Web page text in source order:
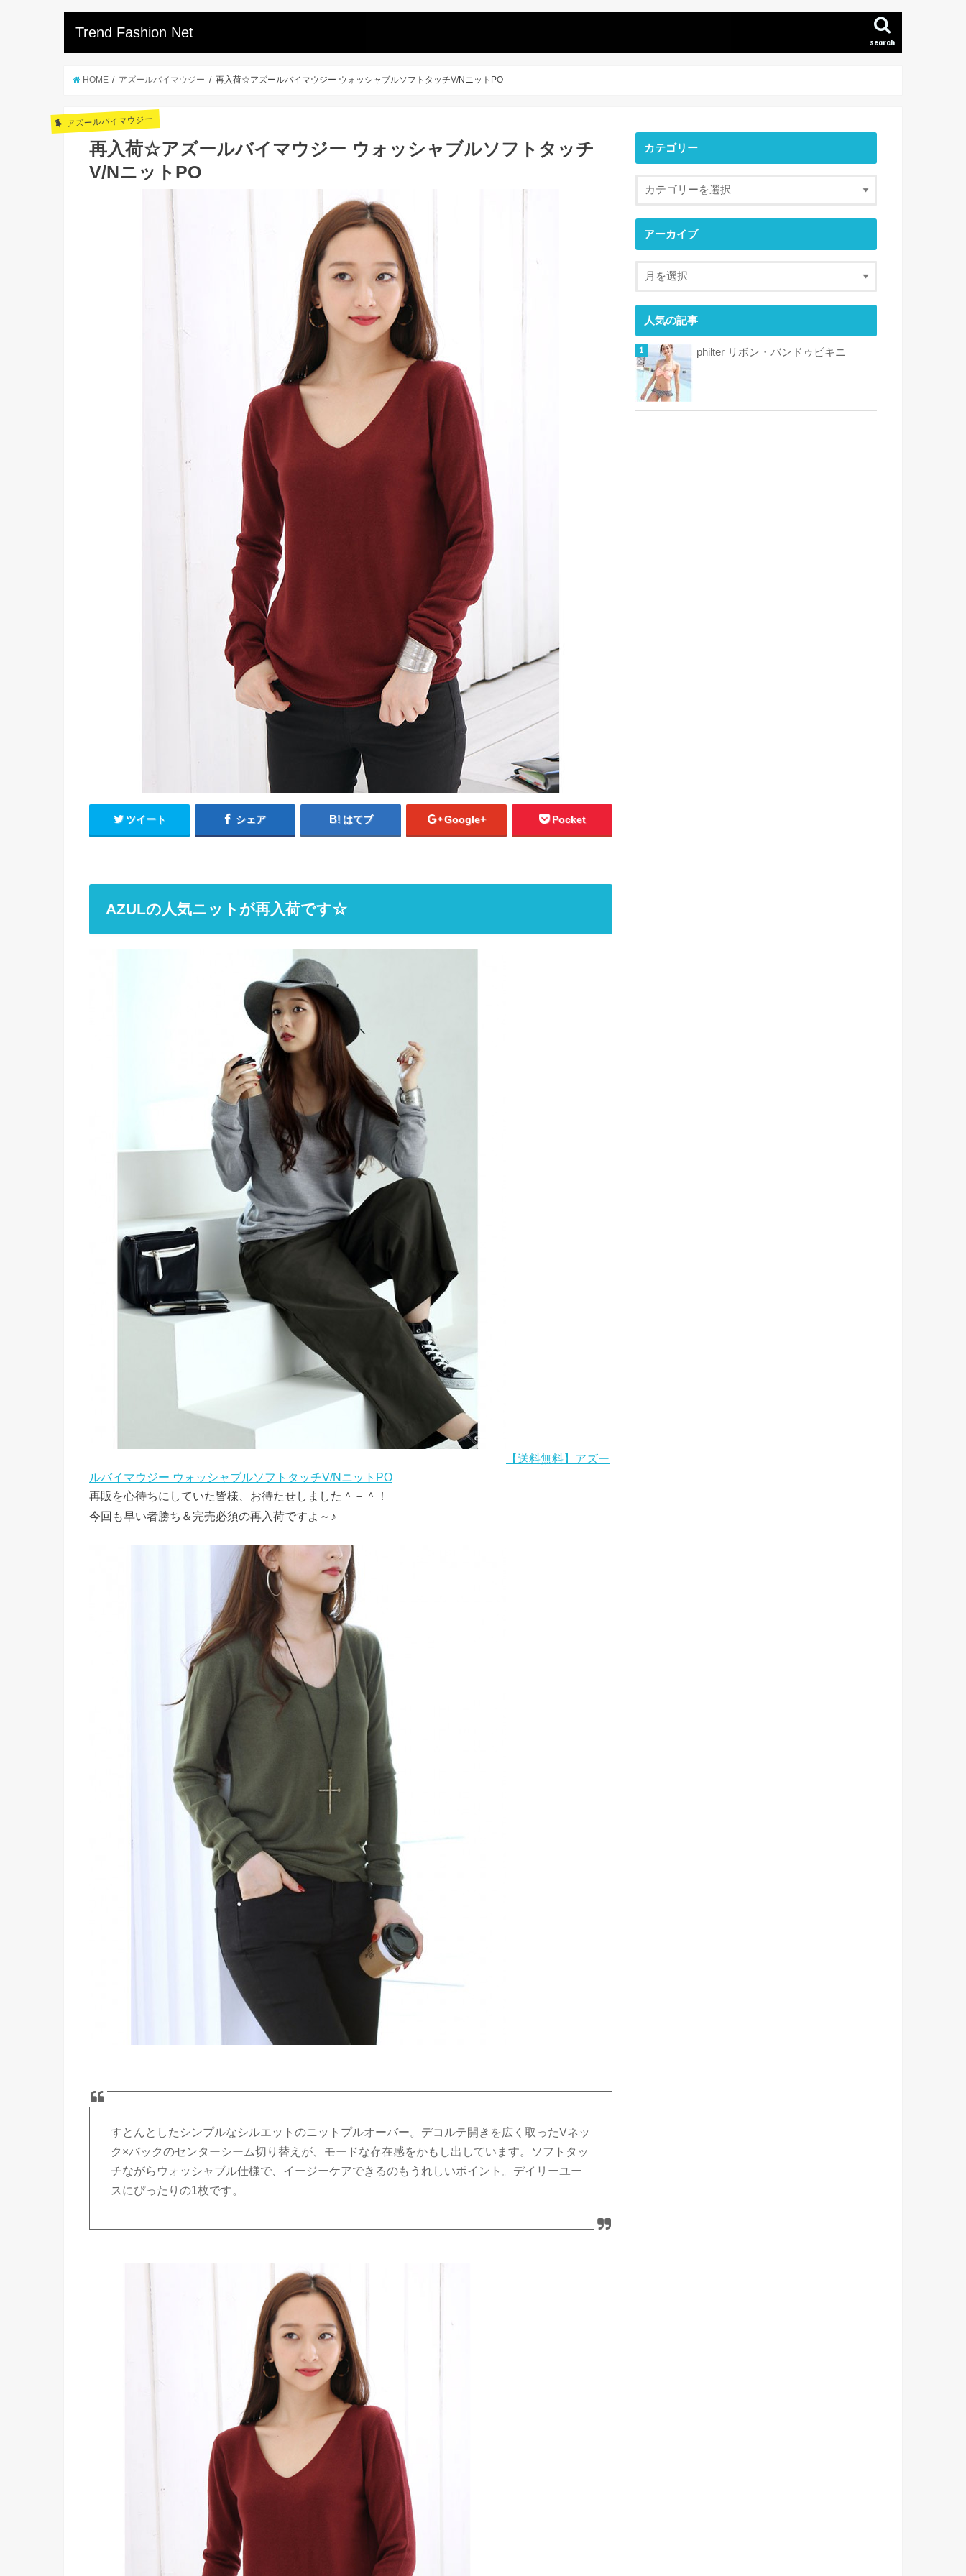
Trend Fashion Net
search
HOME アズールバイマウジー 再入荷☆アズールバイマウジー ウォッシャブルソフトタッチV/NニットPO
アズールバイマウジー
再入荷☆アズールバイマウジー ウォッシャブルソフトタッチ
V/NニットPO
ツイート シェア はてブ Google+ Pocket
AZULの人気ニットが再入荷です☆
【送料無料】アズー
ルバイマウジー ウォッシャブルソフトタッチV/NニットPO
再販を心待ちにしていた皆様、お待たせしました＾－＾！
今回も早い者勝ち＆完売必須の再入荷ですよ～♪
すとんとしたシンプルなシルエットのニットプルオーバー。デコルテ開きを広く取ったVネッ
ク×バックのセンターシーム切り替えが、モードな存在感をかもし出しています。ソフトタッ
チながらウォッシャブル仕様で、イージーケアできるのもうれしいポイント。デイリーユー
スにぴったりの1枚です。
カテゴリー
アーカイブ
人気の記事
philter リボン・バンドゥビキニ